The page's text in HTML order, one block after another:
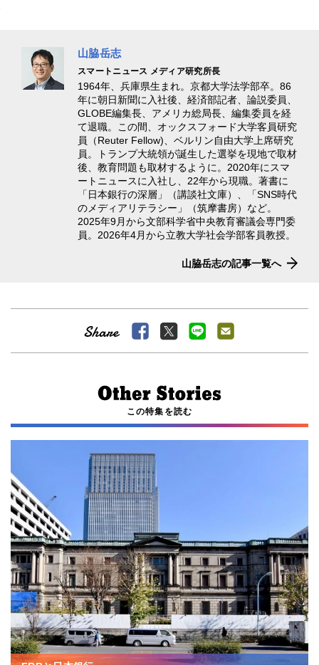
山脇岳志
スマートニュース メディア研究所長
1964年、兵庫県生まれ。京都大学法学部卒。86
年に朝日新聞に入社後、経済部記者、論説委員、
GLOBE編集長、アメリカ総局長、編集委員を経
て退職。この間、オックスフォード大学客員研究
員（Reuter Fellow)、ベルリン自由大学上席研究
員。トランプ大統領が誕生した選挙を現地で取材
後、教育問題も取材するように。2020年にスマ
ートニュースに入社し、22年から現職。著書に
「日本銀行の深層」（講談社文庫）、「SNS時代
のメディアリテラシー」（筑摩書房）など。
2025年9月から文部科学省中央教育審議会専門委
員。2026年4月から立教大学社会学部客員教授。
山脇岳志の記事一覧へ
この特集を読む